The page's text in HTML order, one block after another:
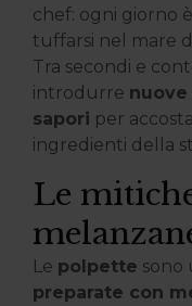
chef: ogni giorno
tuffarsi nel mare
Tra secondi e
introdurre
sapori per
ingredienti della
Le
Le polpette sono
preparate con